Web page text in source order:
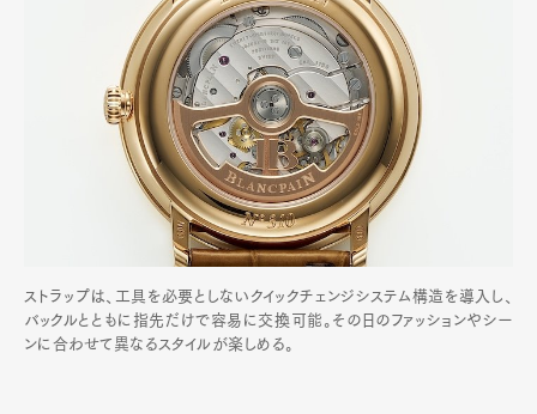
ストラップは、工具を必要としないクイックチェンジシステム構造を導入し、
バックルとともに指先だけで容易に交換可能。その日のファッションやシー
ンに合わせて異なるスタイルが楽しめる。